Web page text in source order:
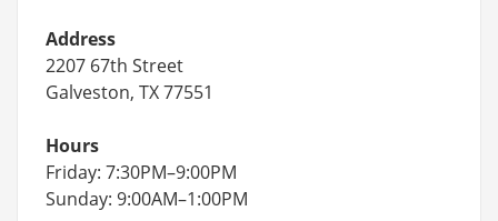
Address
2207 67th Street
Galveston, TX 77551
Hours
Friday: 7:30PM–9:00PM
Sunday: 9:00AM–1:00PM